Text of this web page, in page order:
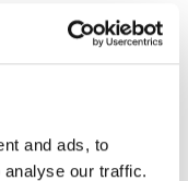
and ads, to
our traffic.